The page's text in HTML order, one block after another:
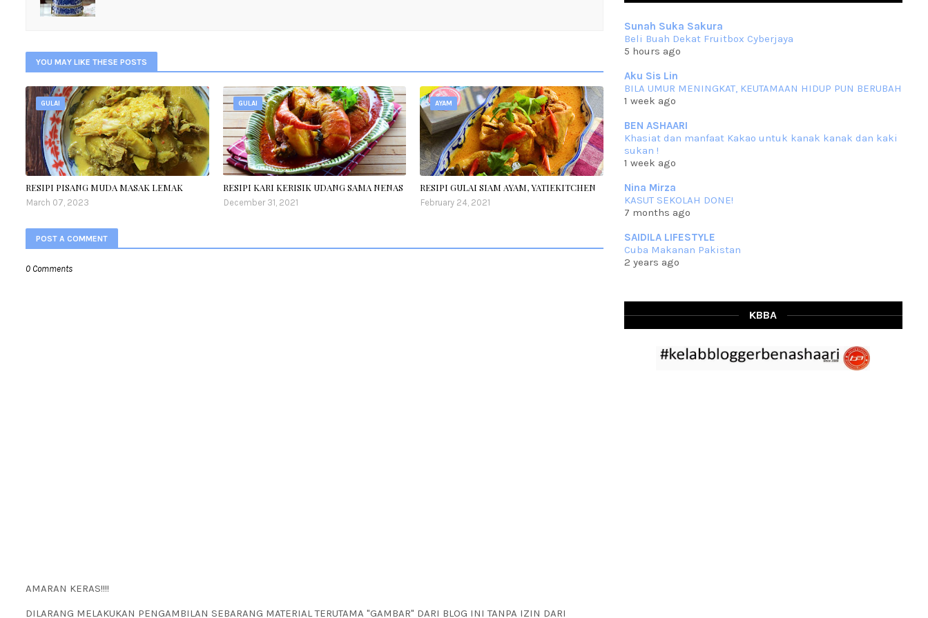
YOU MAY LIKE THESE POSTS
GULAI
RESIPI PISANG MUDA MASAK LEMAK
March 07, 2023
GULAI
RESIPI KARI KERISIK UDANG SAMA NENAS
December 31, 2021
AYAM
RESIPI GULAI SIAM AYAM, YATIEKITCHEN
February 24, 2021
POST A COMMENT
0 Comments
AMARAN KERAS!!!!
DILARANG MELAKUKAN PENGAMBILAN SEBARANG MATERIAL TERUTAMA "GAMBAR" DARI BLOG INI TANPA IZIN DARI
RESIPI KUIH KASWI KELEDEK UNGU
Assalammualaikum, salam semua. Masih belum terlambat untuk
che mat ucapkan
Jun 30 2023
RESIPI KURMA AYAM MERAH
Assalammualaikum, salam semua. Hari ni 4 Zulhijjah 1444 Hijrah,
Jun 23 2023
RESIPI SAMBAL PARU
Assalammualaikum, salam sejahtera semua. Lama betul che mat tak
Jun 20 2023
RESIPI PISANG MUDA MASAK LEMAK
lemak ni che mat... read more
Mar 07 2023
RESIPI BAMIA KAMBING
Assalammualaikum, salam Ahad semua. Dah beberapa hari cuaca
asyik hujan saja di... read more
Sunah Suka Sakura
Beli Buah Dekat Fruitbox Cyberjaya
5 hours ago
Aku Sis Lin
BILA UMUR MENINGKAT, KEUTAMAAN HIDUP PUN BERUBAH
1 week ago
BEN ASHAARI
Khasiat dan manfaat Kakao untuk kanak kanak dan kaki
sukan !
1 week ago
Nina Mirza
KASUT SEKOLAH DONE!
7 months ago
SAIDILA LIFESTYLE
Cuba Makanan Pakistan
2 years ago
KBBA